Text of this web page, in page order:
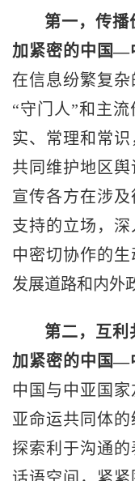
第一，传播
加紧密的中国—
在信息纷繁复
“守门人”和主
实、常理和常识
共同维护地区
宣传各方在涉
支持的立场，
中密切协作的
发展道路和内外
第二，互利
加紧密的中国—
中国与中亚国
亚命运共同体
探索利于沟通